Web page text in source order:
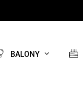
BALONY